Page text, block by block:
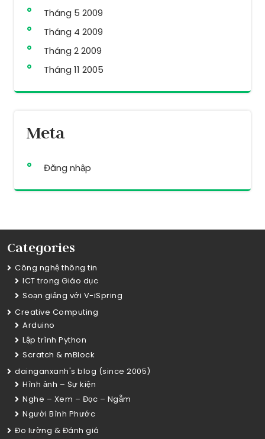
Tháng 5 2009
Tháng 4 2009
Tháng 2 2009
Tháng 11 2005
Meta
Đăng nhập
Categories
Công nghệ thông tin
ICT trong Giáo dục
Soạn giảng với V-iSpring
Creative Computing
Arduino
Lập trình Python
Scratch & mBlock
dainganxanh's blog (since 2005)
Hình ảnh – Sự kiện
Nghe – Xem – Đọc – Ngẫm
Người Bình Phước
Đo lường & Đánh giá